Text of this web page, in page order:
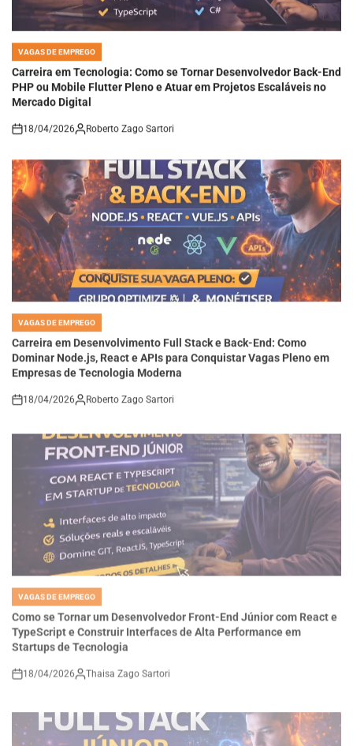
POSTED
Carreira em Tecnologia: Como se Tornar Desenvolvedor Back-End
PHP ou Mobile Flutter Pleno e Atuar em Projetos Escaláveis no
Mercado Digital
on
IN
VAGAS DE EMPREGO
Carreira em Desenvolvimento Full Stack e Back-End: Como
Dominar Node.js, React e APIs para Conquistar Vagas Pleno em
Empresas de Tecnologia Moderna
18/04/2026 Roberto Zago Sartori
POSTED
VAGAS DE EMPREGO
Como se Tornar um Desenvolvedor Front-End Júnior com React e
TypeScript e Construir Interfaces de Alta Performance em
Startups de Tecnologia
on
18/04/2026 Thaisa Zago Sartori